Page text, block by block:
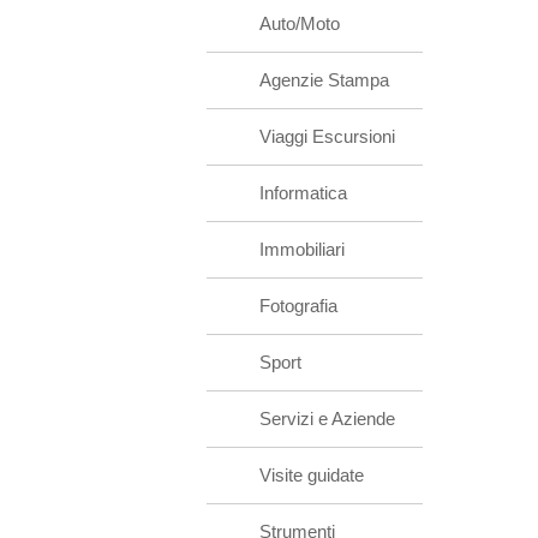
Auto/Moto
Agenzie Stampa
Viaggi Escursioni
Informatica
Immobiliari
Fotografia
Sport
Servizi e Aziende
Visite guidate
Strumenti